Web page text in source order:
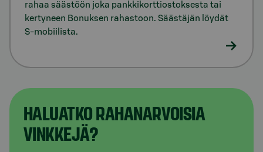
rahaa säästöön joka pankkikorttiostoksesta tai
kertyneen Bonuksen rahastoon. Säästäjän löydät
S-mobiilista.
HALUATKO RAHANARVOISIA
VINKKEJÄ?